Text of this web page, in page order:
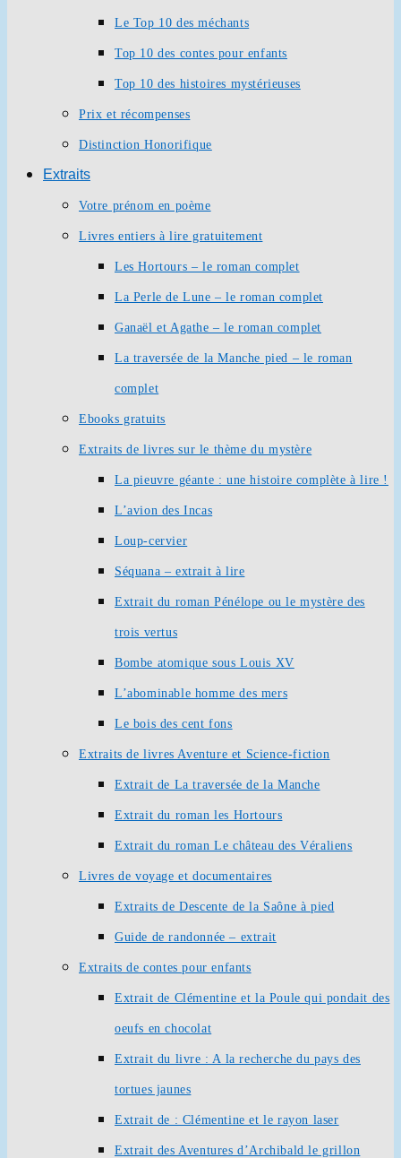
Le Top 10 des méchants
Top 10 des contes pour enfants
Top 10 des histoires mystérieuses
Prix et récompenses
Distinction Honorifique
Extraits
Votre prénom en poème
Livres entiers à lire gratuitement
Les Hortours – le roman complet
La Perle de Lune – le roman complet
Ganaël et Agathe – le roman complet
La traversée de la Manche pied – le roman
complet
Ebooks gratuits
Extraits de livres sur le thème du mystère
La pieuvre géante : une histoire complète à lire !
L’avion des Incas
Loup-cervier
Séquana – extrait à lire
Extrait du roman Pénélope ou le mystère des
trois vertus
Bombe atomique sous Louis XV
L’abominable homme des mers
Le bois des cent fons
Extraits de livres Aventure et Science-fiction
Extrait de La traversée de la Manche
Extrait du roman les Hortours
Extrait du roman Le château des Véraliens
Livres de voyage et documentaires
Extraits de Descente de la Saône à pied
Guide de randonnée – extrait
Extraits de contes pour enfants
Extrait de Clémentine et la Poule qui pondait des
oeufs en chocolat
Extrait du livre : A la recherche du pays des
tortues jaunes
Extrait de : Clémentine et le rayon laser
Extrait des Aventures d’Archibald le grillon